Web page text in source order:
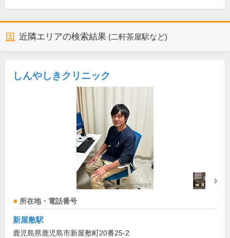
近隣エリアの検索結果 (二軒茶屋駅など)
しんやしきクリニック
所在地・電話番号
新屋敷駅
鹿児島県鹿児島市新屋敷町20番25-2